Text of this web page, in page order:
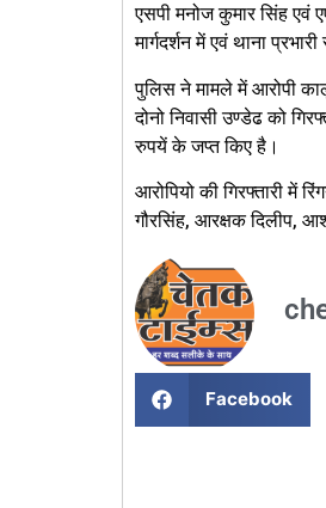
एसपी मनोज कुमार सिंह एवं
मार्गदर्शन में एवं थाना
पुलिस ने मामले में आरोपी
दोनो निवासी उण्डेढ को
रुपयें के जप्त किए है।
आरोपियो की गिरफ्तारी में
गौरसिंह, आरक्षक दिलीप,
Facebook